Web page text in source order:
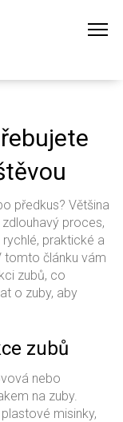
předkus? Většina
proces,
praktické a
tomto článku vám
zubů, co
o zuby, aby
zubů
nebo
na zuby.
misinky,